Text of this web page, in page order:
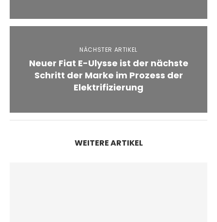
NÄCHSTER ARTIKEL
Neuer Fiat E-Ulysse ist der nächste
Schritt der Marke im Prozess der
Elektrifizierung
WEITERE ARTIKEL